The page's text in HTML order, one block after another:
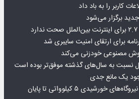
کاربر را به باد داد
برگزار می‌شود
برای ارتقای امنیت سایبری شد
هوش مصنوعی خودزنی می‌کند
نسبت به سال‌های گذشته موفق‌تر بوده است
یک مانع جدی
تجهیز ۱۲ هزار مدرسه به نیروگاه‌های خورشیدی ۵ کیلوواتی تا پایان